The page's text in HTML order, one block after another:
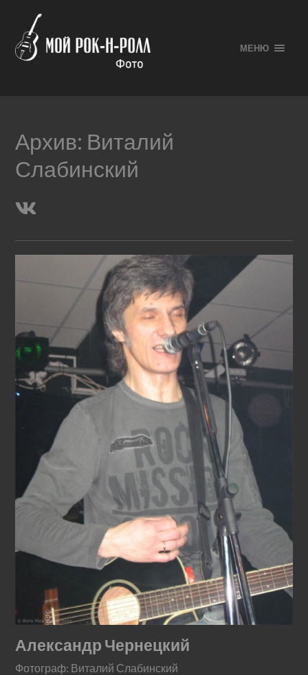
МЕНЮ
Архив: Виталий
Слабинский
Александр Чернецкий
Фотограф: Виталий Слабинский